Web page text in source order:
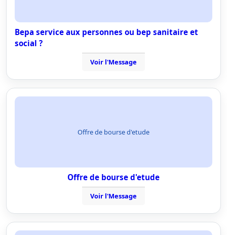
Bepa service aux personnes ou bep sanitaire et
social ?
Voir l'Message
Offre de bourse d'etude
Offre de bourse d'etude
Voir l'Message